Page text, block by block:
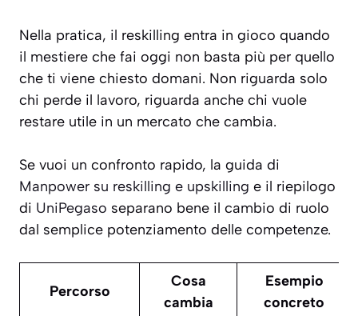
Nella pratica, il reskilling entra in gioco quando
il mestiere che fai oggi non basta più per quello
che ti viene chiesto domani. Non riguarda solo
chi perde il lavoro, riguarda anche chi vuole
restare utile in un mercato che cambia.
Se vuoi un confronto rapido, la guida di
Manpower su reskilling e upskilling e il riepilogo
di UniPegaso separano bene il cambio di ruolo
dal semplice potenziamento delle competenze.
Percorso
Cosa
cambia
Esempio
concreto